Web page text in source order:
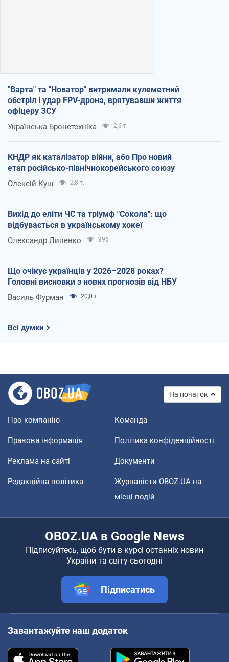
"Варта" та "Новатор" витримали кулеметний
обстріл і удар FPV-дрона, врятувавши життя
офіцеру ЗСУ
Українська Бронетехніка 2,6 т.
КНДР як каталізатор війни, або Про новий
етап російсько-північнокорейського союзу
Олексій Кущ 2,8 т.
Вихід до еліти ЧС та тріумф "Сокола": що
відбувається в українському хокеї
Олександр Липенко 996
Що очікує українців у 2026–2028 роках?
Головні висновки з нових прогнозів від НБУ
Василь Фурман 20,0 т.
Всі думки
На початок
Про компанію Команда
Правова інформація Політика конфіденційності
Реклама на сайті Документи
Редакційна політика
Журналісти OBOZ.UA на
місці подій
OBOZ.UA в Google News
Підписуйтесь, щоб бути в курсі останніх новин
України та світу сьогодні
Підписатись
Завантажуйте наш додаток